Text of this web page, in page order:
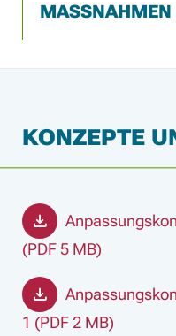
KONZEPTE
(PDF 5 MB)
1 (PDF 2 MB)